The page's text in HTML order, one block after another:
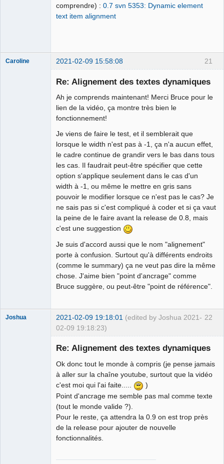
comprendre) : 0.7 svn 5353: Dynamic element
text item alignment
21
Caroline 2021-02-09 15:58:08
Re: Alignement des textes dynamiques
Ah je comprends maintenant! Merci Bruce pour le
lien de la vidéo, ça montre très bien le
fonctionnement!
Je viens de faire le test, et il semblerait que
lorsque le width n'est pas à -1, ça n'a aucun effet,
le cadre continue de grandir vers le bas dans tous
les cas. Il faudrait peut-être spécifier que cette
option s'applique seulement dans le cas d'un
width à -1, ou même le mettre en gris sans
pouvoir le modifier lorsque ce n'est pas le cas? Je
ne sais pas si c'est compliqué à coder et si ça vaut
la peine de le faire avant la release de 0.8, mais
c'est une suggestion
Je suis d'accord aussi que le nom "alignement"
porte à confusion. Surtout qu'à différents endroits
(comme le summary) ça ne veut pas dire la même
chose. J'aime bien "point d'ancrage" comme
Bruce suggère, ou peut-être "point de référence".
22
Joshua 2021-02-09 19:18:01 (edited by Joshua 2021-
02-09 19:18:23)
Re: Alignement des textes dynamiques
Ok donc tout le monde à compris (je pense jamais
à aller sur la chaîne youtube, surtout que la vidéo
c'est moi qui l'ai faite.....
)
Point d'ancrage me semble pas mal comme texte
(tout le monde valide ?).
Pour le reste, ça attendra la 0.9 on est trop près
de la release pour ajouter de nouvelle
fonctionnalités.